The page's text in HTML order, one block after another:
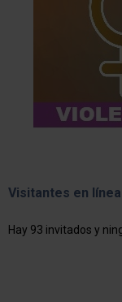
Visitantes en línea
Hay 93 invitados y